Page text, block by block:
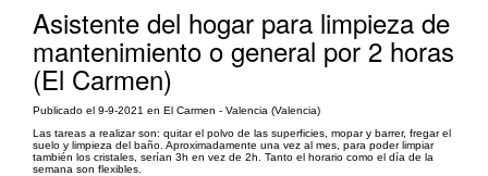
Asistente del hogar para limpieza de
mantenimiento o general por 2 horas
(El Carmen)
Publicado el 9-9-2021 en El Carmen - Valencia (Valencia)
Las tareas a realizar son: quitar el polvo de las superficies, mopar y barrer, fregar el
suelo y limpieza del baño. Aproximadamente una vez al mes, para poder limpiar
también los cristales, serían 3h en vez de 2h. Tanto el horario como el día de la
semana son flexibles.